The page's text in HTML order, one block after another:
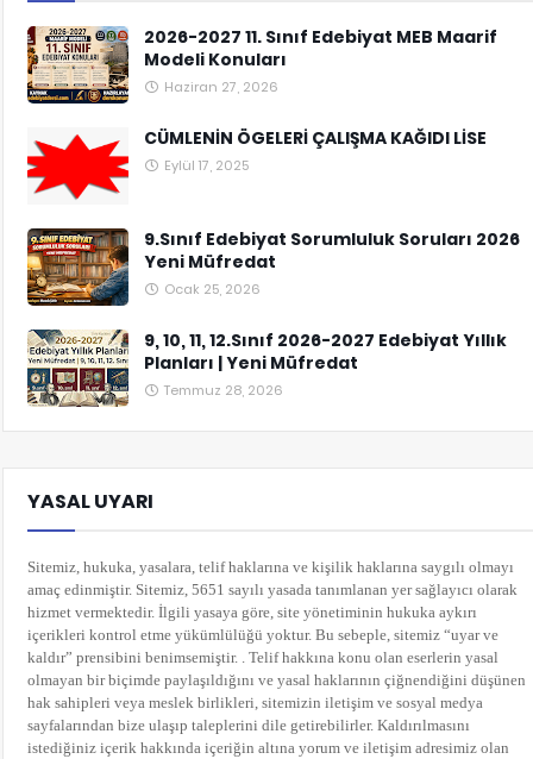
2026-2027 11. Sınıf Edebiyat MEB Maarif
Modeli Konuları
Haziran 27, 2026
CÜMLENİN ÖGELERİ ÇALIŞMA KAĞIDI LİSE
Eylül 17, 2025
9.Sınıf Edebiyat Sorumluluk Soruları 2026
Yeni Müfredat
Ocak 25, 2026
9, 10, 11, 12.Sınıf 2026-2027 Edebiyat Yıllık
Planları | Yeni Müfredat
Temmuz 28, 2026
YASAL UYARI
Sitemiz, hukuka, yasalara, telif haklarına ve kişilik haklarına saygılı olmayı
amaç edinmiştir. Sitemiz, 5651 sayılı yasada tanımlanan yer sağlayıcı olarak
hizmet vermektedir. İlgili yasaya göre, site yönetiminin hukuka aykırı
içerikleri kontrol etme yükümlülüğü yoktur. Bu sebeple, sitemiz “uyar ve
kaldır” prensibini benimsemiştir. . Telif hakkına konu olan eserlerin yasal
olmayan bir biçimde paylaşıldığını ve yasal haklarının çiğnendiğini düşünen
hak sahipleri veya meslek birlikleri, sitemizin iletişim ve sosyal medya
sayfalarından bize ulaşıp taleplerini dile getirebilirler. Kaldırılmasını
istediğiniz içerik hakkında içeriğin altına yorumve iletişim adresimiz olan